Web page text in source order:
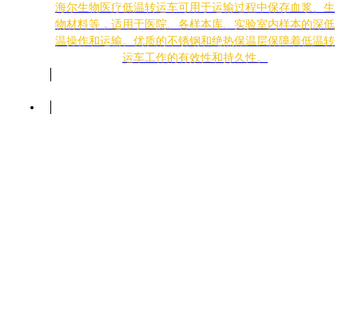
海尔生物医疗低温转运车可用于运输过程中保存血浆、生
物材料等，适用于医院、各样本库、实验室内样本的深低
温操作和运输。优质的不锈钢和绝热保温层保障着低温转
运车工作的有效性和持久性。